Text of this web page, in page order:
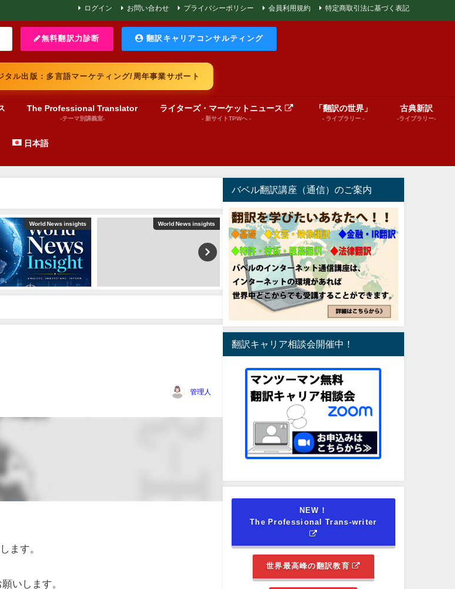
ログイン お問い合わせ プライバシーポリシー 会員利用規約 特定商取引法に基づく表記
無料翻訳力診断 翻訳キャリアコンサルティング
タル出版：多言語マーケティング/周年事業サポート
The Professional Translator
-テーマ別講義室-
ライターズ・マーケットニュース
- 新サイトTPWへ -
「翻訳の世界」
- ライブラリー -
古典新訳
-ライブラリー-
日本語
World News insights World News insights 文芸（プレゼンテーション動画） 文芸（プレゼンテーショ
管理人
ます。
いします。
バベル翻訳講座（通信）のご案内
翻訳キャリア相談会開催中！
NEW！
The Professional Trans-writer
世界最高峰の翻訳教育